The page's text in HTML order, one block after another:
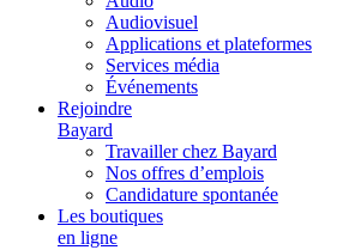
Audiovisuel
Applications et plateformes
Services média
Événements
Rejoindre
Bayard
Travailler chez Bayard
Nos offres d’emplois
Candidature spontanée
Les boutiques
en ligne